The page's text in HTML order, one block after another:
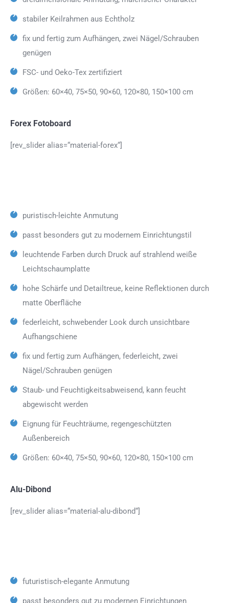
stabiler Keilrahmen aus Echtholz
fix und fertig zum Aufhängen, zwei Nägel/Schrauben
genügen
FSC- und Oeko-Tex zertifiziert
Größen: 60×40, 75×50, 90×60, 120×80, 150×100 cm
Forex Fotoboard
[rev_slider alias=“material-forex“]
puristisch-leichte Anmutung
passt besonders gut zu modernem Einrichtungstil
leuchtende Farben durch Druck auf strahlend weiße
Leichtschaumplatte
hohe Schärfe und Detailtreue, keine Reflektionen durch
matte Oberfläche
federleicht, schwebender Look durch unsichtbare
Aufhangschiene
fix und fertig zum Aufhängen, federleicht, zwei
Nägel/Schrauben genügen
Staub- und Feuchtigkeitsabweisend, kann feucht
abgewischt werden
Eignung für Feuchträume, regengeschützten
Außenbereich
Größen: 60×40, 75×50, 90×60, 120×80, 150×100 cm
Alu-Dibond
[rev_slider alias=“material-alu-dibond“]
futuristisch-elegante Anmutung
passt besonders gut zu modernen Einrichtungen